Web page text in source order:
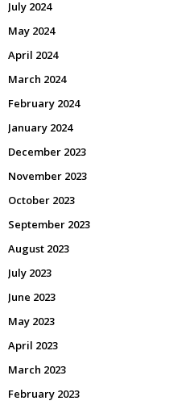
July 2024
May 2024
April 2024
March 2024
February 2024
January 2024
December 2023
November 2023
October 2023
September 2023
August 2023
July 2023
June 2023
May 2023
April 2023
March 2023
February 2023